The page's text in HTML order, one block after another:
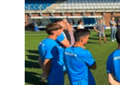
zerbitzuak
baliatzen gara.
erabiltzeko baimen
irakurri